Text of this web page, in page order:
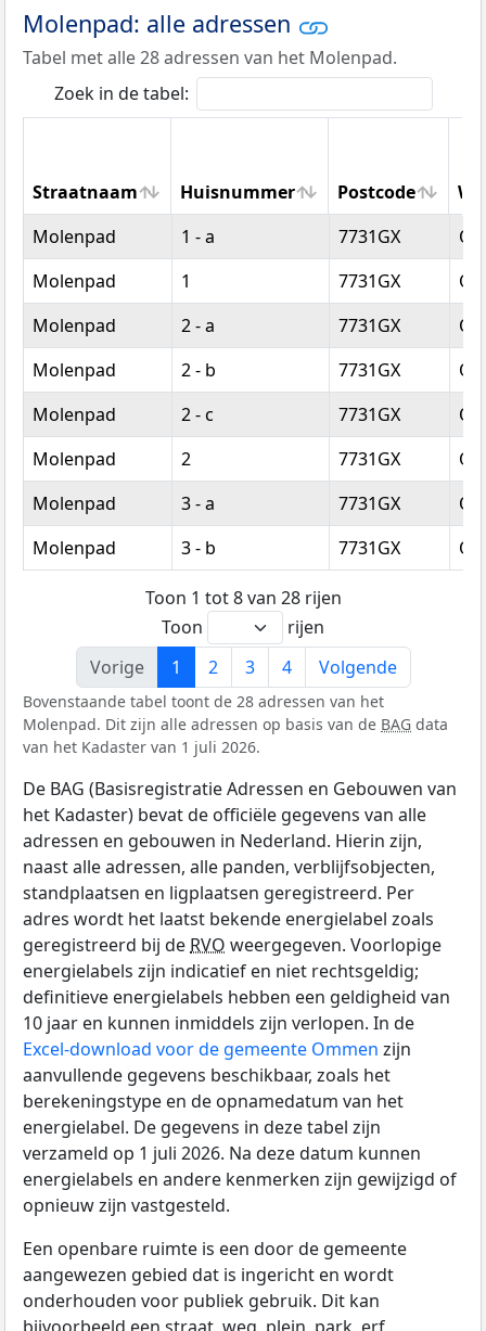
Molenpad: alle adressen
Tabel met alle 28 adressen van het Molenpad.
Zoek in de tabel:
Straatnaam Huisnummer Postcode
Straatnaam
Huisnummer Postcode
Molenpad 1 - a 7731GX
Molenpad
1 7731GX
Molenpad
2 - a 7731GX
Molenpad
2 - b 7731GX
Molenpad
2 - c 7731GX
Molenpad
2 7731GX
Molenpad
3 - a 7731GX
Molenpad
3 - b 7731GX
Toon 1 tot 8 van 28 rijen
Toon
rijen
Vorige
1 2 3 4 Volgende
Bovenstaande tabel toont de 28 adressen van het
Molenpad. Dit zijn alle adressen op basis van de BAG data
van het Kadaster van 1 juli 2026.
De BAG (Basisregistratie Adressen en Gebouwen van
het Kadaster) bevat de officiële gegevens van alle
adressen en gebouwen in Nederland. Hierin zijn,
naast alle adressen, alle panden, verblijfsobjecten,
standplaatsen en ligplaatsen geregistreerd. Per
adres wordt het laatst bekende energielabel zoals
geregistreerd bij de RVO weergegeven. Voorlopige
energielabels zijn indicatief en niet rechtsgeldig;
definitieve energielabels hebben een geldigheid van
10 jaar en kunnen inmiddels zijn verlopen. In de
Excel-download voor de gemeente Ommen zijn
aanvullende gegevens beschikbaar, zoals het
berekeningstype en de opnamedatum van het
energielabel. De gegevens in deze tabel zijn
verzameld op 1 juli 2026. Na deze datum kunnen
energielabels en andere kenmerken zijn gewijzigd of
opnieuw zijn vastgesteld.
Een openbare ruimte is een door de gemeente
aangewezen gebied dat is ingericht en wordt
onderhouden voor publiek gebruik. Dit kan